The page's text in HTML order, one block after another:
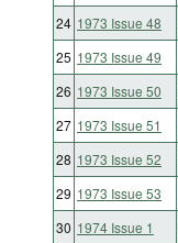
24 1973 Issue 48
25 1973 Issue 49
26 1973 Issue 50
27 1973 Issue 51
28 1973 Issue 52
29 1973 Issue 53
30 1974 Issue 1